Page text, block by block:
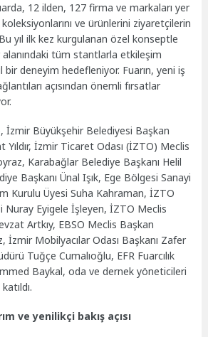
12 ilden, 127 firma ve markaları yer
ve ürünlerini ziyaretçilerin
yıl ilk kez kurgulanan özel konseptle
tüm stantlarla etkileşim
deneyim hedefleniyor. Fuarın, yeni iş
açısından önemli fırsatlar
İzmir Büyükşehir Belediyesi Başkan
Yıldır, İzmir Ticaret Odası (İZTO) Meclis
Karabağlar Belediye Başkanı Helil
Başkanı Ünal Işık, Ege Bölgesi Sanayi
Kurulu Üyesi Suha Kahraman, İZTO
Nuray Eyigele İşleyen, İZTO Meclis
Artkıy, EBSO Meclis Başkan
İzmir Mobilyacılar Odası Başkanı Zafer
Tuğçe Cumalıoğlu, EFR Fuarcılık
Baykal, oda ve dernek yöneticileri
ve yenilikçi bakış açısı